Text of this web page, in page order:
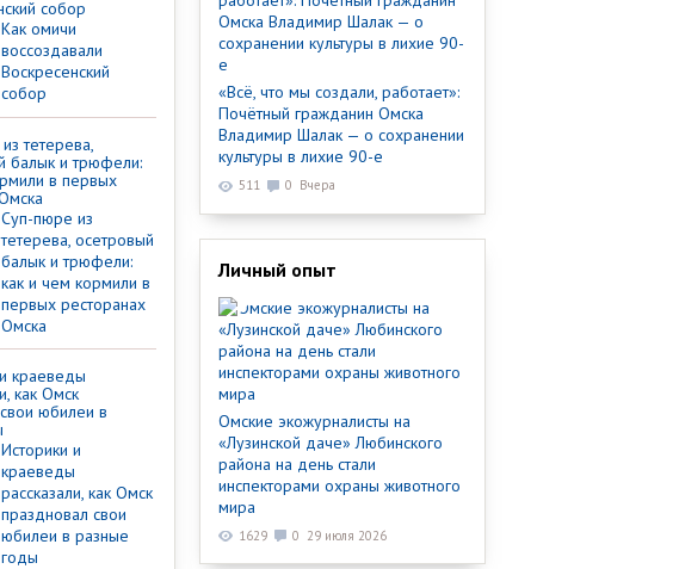
Как омичи
воссоздавали
Воскресенский
собор
Суп-пюре из
тетерева, осетровый
балык и трюфели:
как и чем кормили в
первых ресторанах
Омска
Историки и
краеведы
рассказали, как Омск
праздновал свои
юбилеи в разные
годы
«Всё, что мы создали, работает»:
Почётный гражданин Омска
Владимир Шалак — о сохранении
культуры в лихие 90-е
511 0 Вчера
Личный опыт
Омские экожурналисты на
«Лузинской даче» Любинского
района на день стали
инспекторами охраны животного
мира
1629 0 29 июля 2026